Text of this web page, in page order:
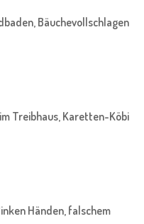
Bäuchevollschlagen
Treibhaus, Karetten-Köbi
Händen, falschem